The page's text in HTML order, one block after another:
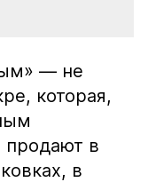
— не
которая,
продают в
в